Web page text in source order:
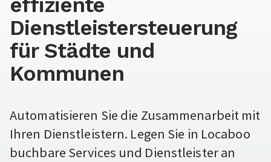
Dienstleistersteuerung
für Städte und
Kommunen
Automatisieren Sie die Zusammenarbeit mit
Ihren Dienstleistern. Legen Sie in Locaboo
buchbare Services und Dienstleister an